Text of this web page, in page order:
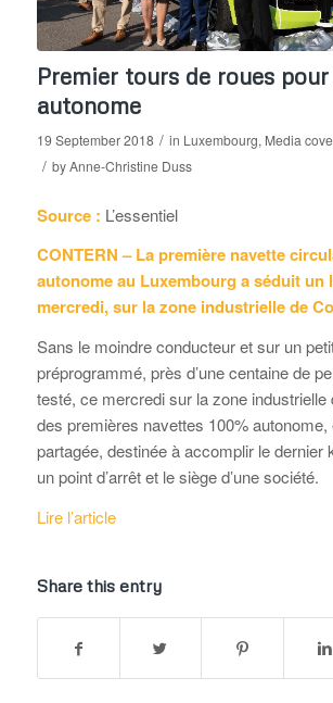
Premier tours de roues
autonome
19 September 2018 / in Luxembourg, Media
/ byAnne-Christine Duss
Source : L’essentiel
CONTERN – La première navette
autonome au Luxembourg a séduit un
mercredi, sur la zone industrielle de
Sans le moindre conducteur et sur un
préprogrammé, près d’une centaine de
testé, ce mercredi sur la zone industrielle
des premières navettes 100% autonome,
partagée, destinée à accomplir le dernier
un point d’arrêt et le siège d’une société.
Lire l’article
Share this entry